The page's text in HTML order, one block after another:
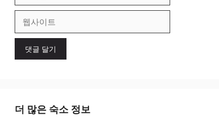
일
이
더 많은 숙소 정보